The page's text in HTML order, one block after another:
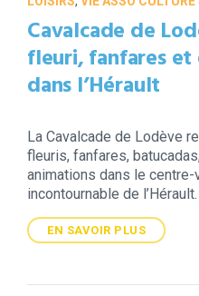
Cavalcade de
fleuri, fanfares et
dans l’Hérault
La Cavalcade de Lodève
fleuris, fanfares,
animations dans le
incontournable de l’Hérault.
EN SAVOIR PLUS